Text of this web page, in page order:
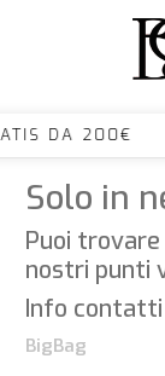
GRATIS
Solo in
Puoi
nostri punti
Info contatti
BigBag